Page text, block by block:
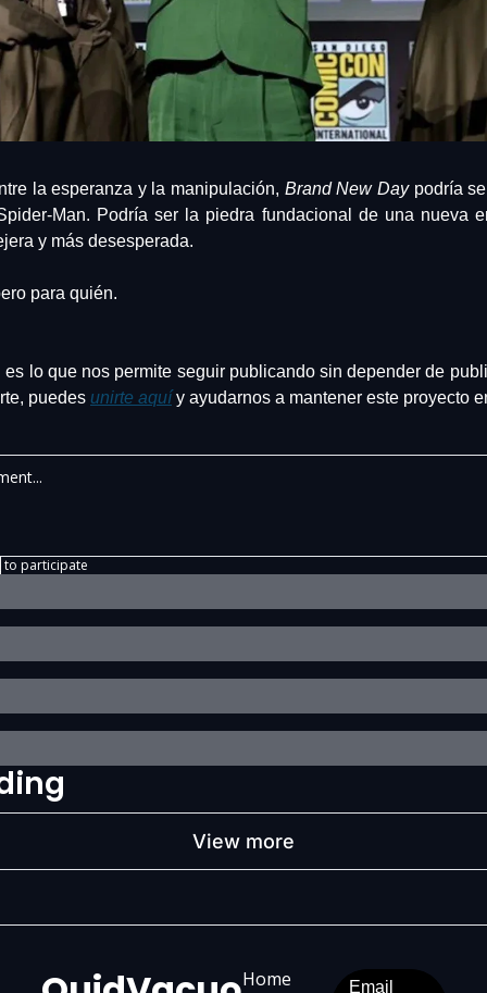
la esperanza y la manipulación, Brand New Day podría
Man. Podría ser la piedra fundacional de una nueva
y más desesperada.
para quién.
lo que nos permite seguir publicando sin depender de
puedes unirte aquí y ayudarnos a mantener este proyecto
to participate
View more
Home